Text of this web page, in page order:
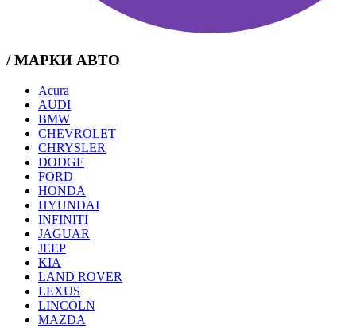
/ МАРКИ АВТО
Acura
AUDI
BMW
CHEVROLET
CHRYSLER
DODGE
FORD
HONDA
HYUNDAI
INFINITI
JAGUAR
JEEP
KIA
LAND ROVER
LEXUS
LINCOLN
MAZDA